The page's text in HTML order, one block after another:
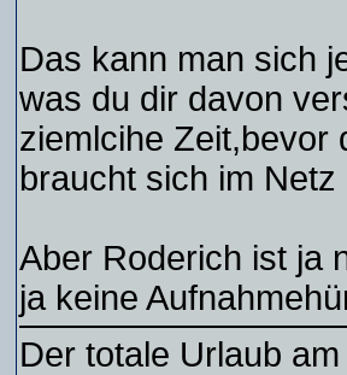
Das kann man sich
was du dir davon
ziemlcihe Zeit,bevor
braucht sich im
Aber Roderich ist ja
ja keine
Der totale Urlaub